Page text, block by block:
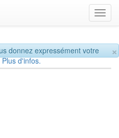
×
donnez expressément votre
Plus d'infos.